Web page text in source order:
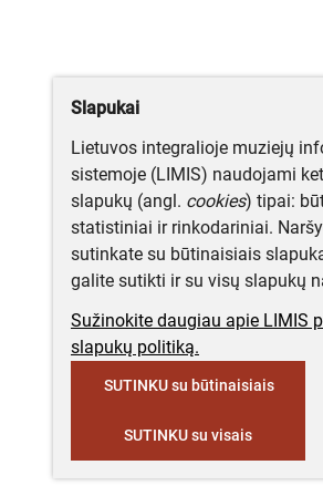
Slapukai
Lietuvos integralioje muziejų
sistemoje (LIMIS) naudojami
slapukų (angl. cookies) tipai:
statistiniai ir rinkodariniai.
sutinkate su būtinaisiais
galite sutikti ir su visų slapukų
Sužinokite daugiau apie LIMIS
slapukų politiką.
SUTINKU su būtinaisiais
SUTINKU su visais